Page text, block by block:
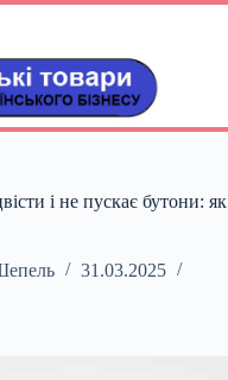
і не пускає бутони: як
31.03.2025